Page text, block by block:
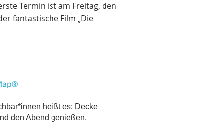
Termin ist am Freitag, den
fantastische Film „Die
heißt es: Decke
den Abend genießen.